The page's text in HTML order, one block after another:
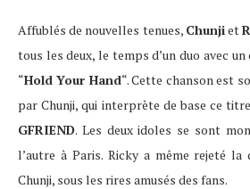
Affublés de nouvelles tenues, Chunjiet
tous les deux, le temps d’un duo avec
“Hold Your Hand“. Cette chanson est
par Chunji, qui interprète de base ce
GFRIEND. Les deux idoles se sont
l’autre à Paris. Ricky a même rejeté la
Chunji, sous les rires amusés des fans.